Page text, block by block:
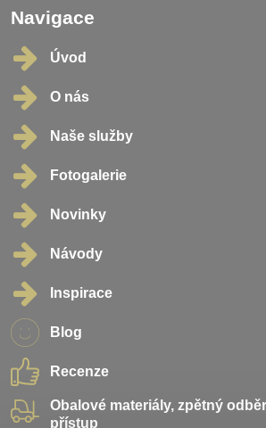
Navigace
Úvod
O nás
Naše služby
Fotogalerie
Novinky
Návody
Inspirace
Blog
Recenze
Obalové materiály, zpětný
přístup